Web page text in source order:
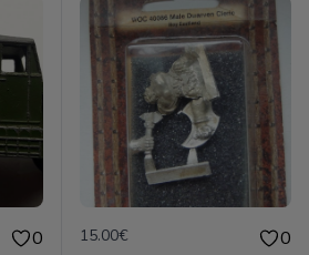
0 15.00€ 0